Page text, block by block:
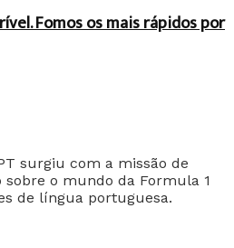
Fomos os mais rápidos por
surgiu com a missão de
o mundo da Formula 1
de língua portuguesa.